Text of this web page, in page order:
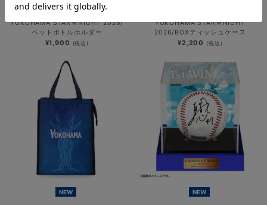
NEW
YOKOHAMA STAR☆NIGHT 2026/
ペットボトルホルダー
¥1,900 (税込)
YOKOHAMA STAR☆NIGHT
2026/BOXティッシュケース
¥2,200 (税込)
NEW NEW